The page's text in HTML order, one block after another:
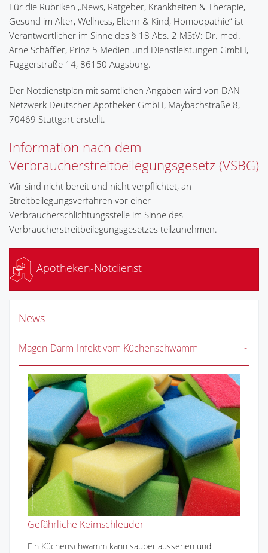
Für die Rubriken „News, Ratgeber, Krankheiten & Therapie,
Gesund im Alter, Wellness, Eltern & Kind, Homöopathie“ ist
Verantwortlicher im Sinne des § 18 Abs. 2 MStV: Dr. med.
Arne Schäffler, Prinz 5 Medien und Dienstleistungen GmbH,
Fuggerstraße 14, 86150 Augsburg.
Der Notdienstplan mit sämtlichen Angaben wird von DAN
Netzwerk Deutscher Apotheker GmbH, Maybachstraße 8,
70469 Stuttgart erstellt.
Information nach dem
Verbraucherstreitbeilegungsgesetz (VSBG)
Wir sind nicht bereit und nicht verpflichtet, an
Streitbeilegungsverfahren vor einer
Verbraucherschlichtungsstelle im Sinne des
Verbraucherstreitbeilegungsgesetzes teilzunehmen.
Apotheken-Notdienst
News
Magen-Darm-Infekt vom Küchenschwamm
Gefährliche Keimschleuder
Ein Küchenschwamm kann sauber aussehen und